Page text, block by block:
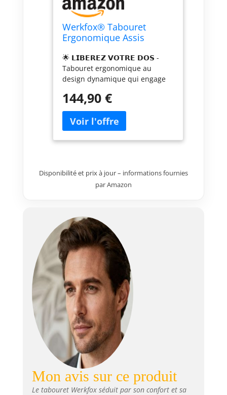
Werkfox® Tabouret
Ergonomique Assis
🌟 𝗟𝗜𝗕𝗘𝗥𝗘𝗭 𝗩𝗢𝗧𝗥𝗘 𝗗𝗢𝗦 -
Tabouret ergonomique au
design dynamique qui engage
et vous redonne de l'energie
pour toute la journee ⚖️
𝗥𝗘𝗚𝗟𝗔𝗚𝗘 𝗜𝗡𝗦𝗧𝗔𝗡𝗧𝗔𝗡𝗘 - Ce
siege assis debout s'ajuste en
un geste a votre taille et a tout
debout sans effort 🛡️ 𝗔𝗦𝗦𝗜𝗦𝗘
𝗜𝗡𝗗𝗘𝗦𝗧𝗥𝗨𝗖𝗧𝗜𝗕𝗟𝗘 - Le
resistante aux taches et a l'eau -
sans tissu qui se dechire,
nettoyage en secondes 🚀 𝗣𝗥𝗘𝗧
𝗔 𝗟'𝗘𝗠𝗣𝗟𝗢𝗜 - Tabouret assis
debout livre entierement
assemble, zero montage, zero
vis, zero frustration - posez-le,
asseyez-vous, profitez
immediatement ⚓ 𝗕𝗔𝗦𝗘 𝗔𝗡𝗧𝗜-
𝗕𝗔𝗦𝗖𝗨𝗟𝗘𝗠𝗘𝗡𝗧 - Avec ses 7 kg
et sa base metal large a
embouts caoutchouc, cette
chaise assis debout reste stable
meme en mouvement
dynamique
144,90 €
Disponibilité et prix à jour – informations fournies
par Amazon
Mon avis sur ce produit
Le tabouret Werkfox séduit par son confort et sa